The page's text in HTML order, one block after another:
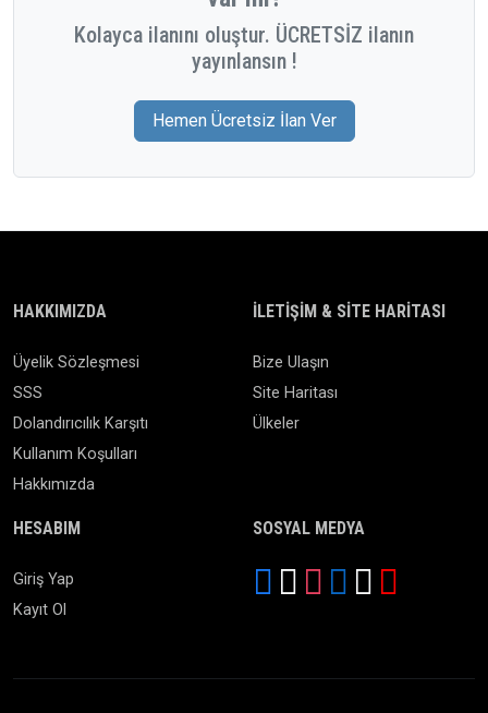
Kolayca ilanını oluştur. ÜCRETSİZ ilanın
yayınlansın !
Hemen Ücretsiz İlan Ver
HAKKIMIZDA
Üyelik Sözleşmesi
SSS
Dolandırıcılık Karşıtı
Kullanım Koşulları
Hakkımızda
İLETIŞIM & SITE HARITASI
Bize Ulaşın
Site Haritası
Ülkeler
HESABIM
Giriş Yap
Kayıt Ol
SOSYAL MEDYA